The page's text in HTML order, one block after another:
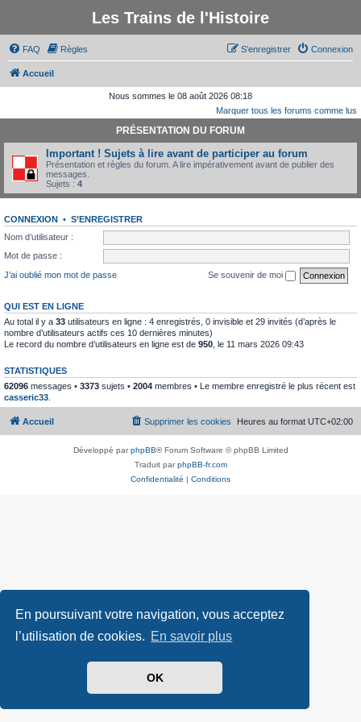
En poursuivant votre navigation, vous acceptez
l’utilisation de cookies. En savoir plus
OK
Les Trains de l'Histoire
FAQ Règles Connexion
S’enregistrer
Accueil
Nous sommes le 08 août 2026 08:18
Marquer tous les forums comme lus
PRÉSENTATION DU FORUM
Important ! Sujets à lire avant de participer au forum
Présentation et règles du forum. A lire impérativement avant de publier des
messages.
Sujets : 4
CONNEXION • S’ENREGISTRER
Nom d’utilisateur :
Mot de passe :
J’ai oublié mon mot de passe
Se souvenir de moi
QUI EST EN LIGNE
Au total il y a 33 utilisateurs en ligne : 4 enregistrés, 0 invisible et 29 invités (d’après le
nombre d’utilisateurs actifs ces 10 dernières minutes)
Le record du nombre d’utilisateurs en ligne est de 950 , le 11 mars 2026 09:43
STATISTIQUES
62096 messages • 3373 sujets • 2004 membres • Le membre enregistré le plus récent est
casseric33
Accueil Heures au format UTC+02:00
Supprimer les cookies
Développé parphpBB® Forum Software © phpBB Limited
Traduit parphpBB-fr.com
Confidentialité | Conditions